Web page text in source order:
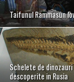
Taifunul Rammasun
Schelete de
descoperite in Rusia